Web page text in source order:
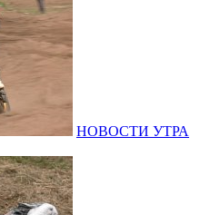
НОВОСТИ УТРА